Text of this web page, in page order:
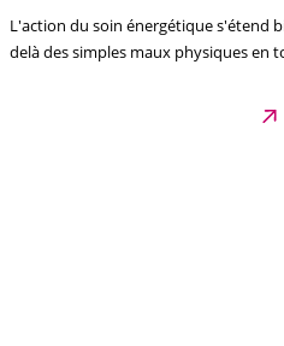
L'action du soin énergétique s'étend
delà des simples maux physiques en